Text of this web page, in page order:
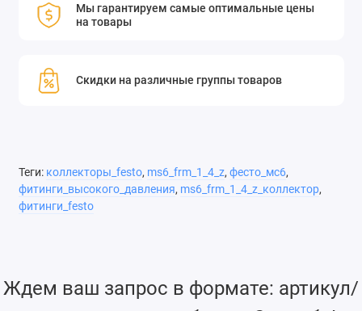
Мы гарантируем самые оптимальные цены
на товары
Скидки на различные группы товаров
Теги: коллекторы_festo, ms6_frm_1_4_z, фесто_мс6,
фитинги_высокого_давления, ms6_frm_1_4_z_коллектор,
фитинги_festo
Ждем ваш запрос в формате: артикул/